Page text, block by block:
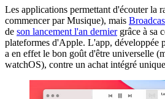
Les applications permettant d'écouter la
commencer par Musique), mais
de son lancement l'an derniergrâce à sa
plateformes d'Apple. L'app, développée
a en effet le bon goût d'être universelle
watchOS), contre un achat intégré